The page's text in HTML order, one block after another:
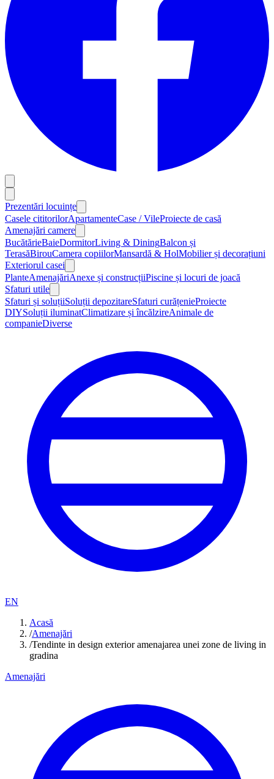
Prezentări locuințe
Casele cititorilorApartamenteCase / VileProiecte de casă
Amenajări camere
BucătărieBaieDormitorLiving & DiningBalcon și
TerasăBirouCamera copiilorMansardă & HolMobilier și decorațiuni
Exteriorul casei
PlanteAmenajăriAnexe și construcțiiPiscine și locuri de joacă
Sfaturi utile
Sfaturi și soluțiiSoluții depozitareSfaturi curățenieProiecte
DIYSoluții iluminatClimatizare și încălzireAnimale de
companieDiverse
EN
Acasă
/Amenajări
/Tendinte in design exterior amenajarea unei zone de living in
gradina
Amenajări